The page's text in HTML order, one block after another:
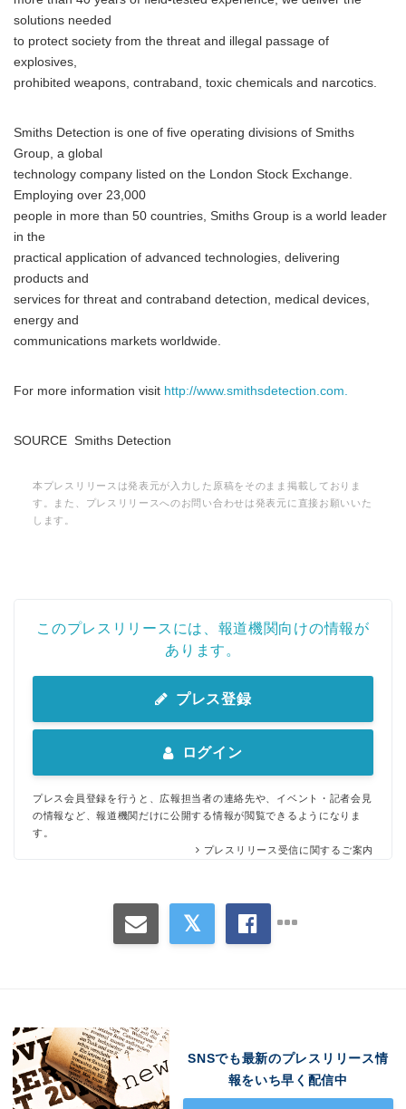
solutions needed
to protect society from the threat and illegal passage of
explosives,
prohibited weapons, contraband, toxic chemicals and narcotics.
Smiths Detection is one of five operating divisions of Smiths
Group, a global
technology company listed on the London Stock Exchange.
Employing over 23,000
people in more than 50 countries, Smiths Group is a world leader
in the
practical application of advanced technologies, delivering
products and
services for threat and contraband detection, medical devices,
energy and
communications markets worldwide.
For more information visit http://www.smithsdetection.com.
SOURCE Smiths Detection
本プレスリリースは発表元が入力した原稿をそのまま掲載しておりま
す。また、プレスリリースへのお問い合わせは発表元に直接お願いいた
します。
このプレスリリースには、報道機関向けの情報が
あります。
プレス登録
ログイン
プレス会員登録を行うと、広報担当者の連絡先や、イベント・記者会見
の情報など、報道機関だけに公開する情報が閲覧できるようになりま
す。
プレスリリース受信に関するご案内
SNSでも最新のプレスリリース情
報をいち早く配信中
Japanese